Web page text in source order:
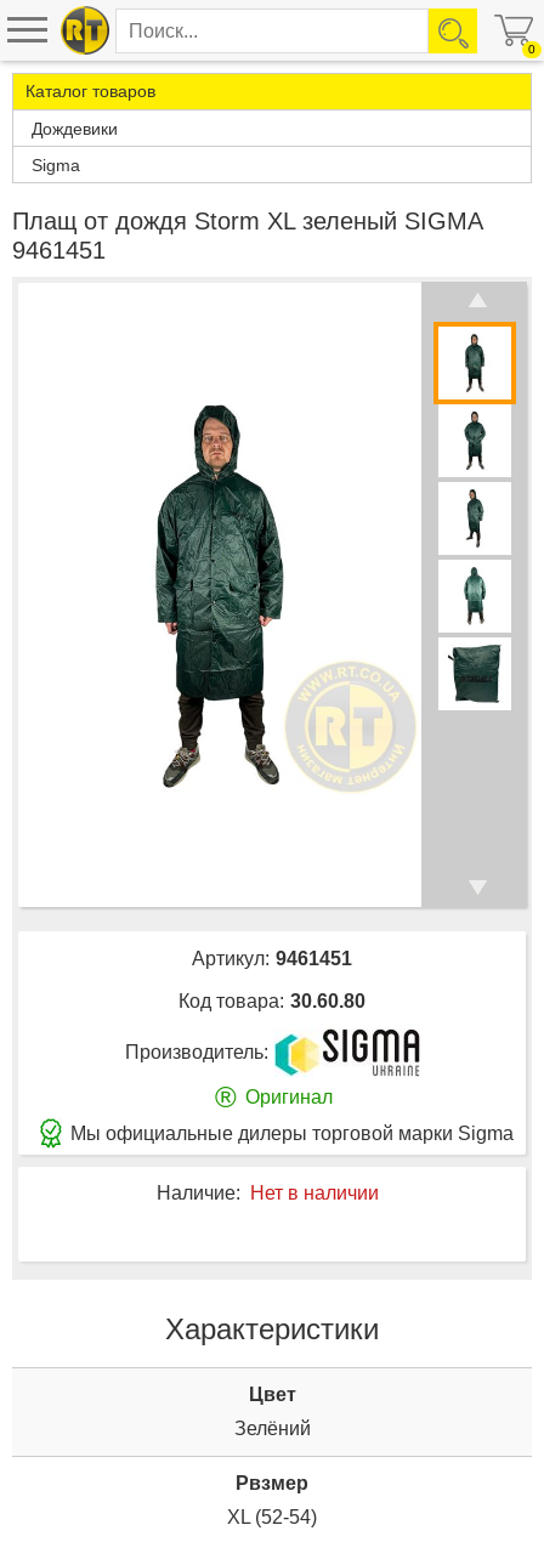
0
Каталог товаров
Дождевики
Sigma
Плащ от дождя Storm XL зеленый SIGMA
9461451
Артикул: 9461451
Код товара: 30.60.80
Производитель:
® Оригинал
Мы официальные дилеры торговой марки Sigma
Наличие: Нет в наличии
Характеристики
Цвет
Зелёний
Рвзмер
XL (52-54)